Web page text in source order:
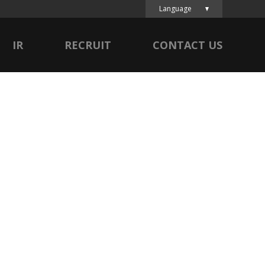
Language
IR RECRUIT CONTACT US